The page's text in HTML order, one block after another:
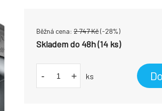
Běžná cena: 2 747Kč(-28%)
Skladem do 48h (14 ks)
- + ks